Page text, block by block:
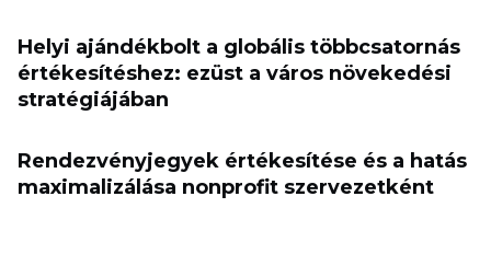
Helyi ajándékbolt a globális többcsatornás
értékesítéshez: ezüst a város növekedési
stratégiájában
Rendezvényjegyek értékesítése és a hatás
maximalizálása nonprofit szervezetként